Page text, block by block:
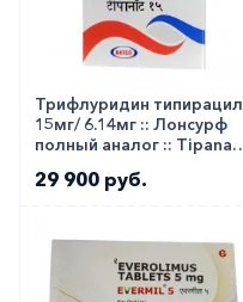
Трифлуридин типирацил
15мг/ 6.14мг :: Лонсурф
полный аналог :: Tipanat
29 900 руб.